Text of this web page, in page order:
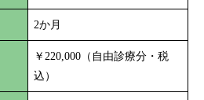
2か月
￥220,000（自由診療分・税
込）